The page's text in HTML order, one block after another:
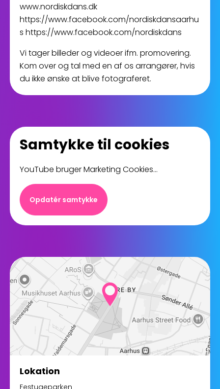
www.nordiskdans.dk
https://www.facebook.com/nordiskdansaarhu
s https://www.facebook.com/nordiskdans
Vi tager billeder og videoer ifm. promovering.
Kom over og tal med en af os arrangører, hvis
du ikke ønske at blive fotograferet.
Samtykke til cookies
YouTube bruger Marketing Cookies...
Opdatér samtykke
Lokation
Festugeparken